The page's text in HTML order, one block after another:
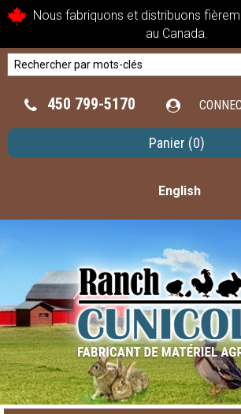
Nous fabriquons et distribuons
au Canada.
450 799-5170
Panier (0)
English